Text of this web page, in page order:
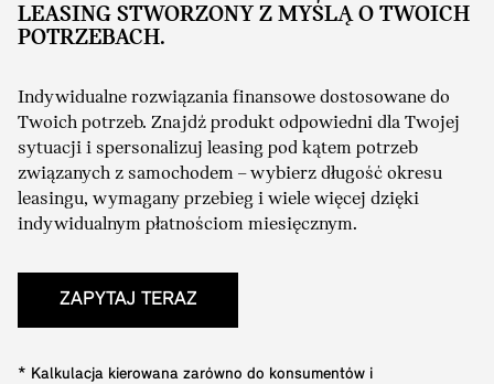
LEASING STWORZONY Z MYŚLĄ O TWOICH
POTRZEBACH.
Indywidualne rozwiązania finansowe dostosowane do
Twoich potrzeb. Znajdź produkt odpowiedni dla Twojej
sytuacji i spersonalizuj leasing pod kątem potrzeb
związanych z samochodem – wybierz długość okresu
leasingu, wymagany przebieg i wiele więcej dzięki
indywidualnym płatnościom miesięcznym.
ZAPYTAJ TERAZ
* Kalkulacja kierowana zarówno do konsumentów i